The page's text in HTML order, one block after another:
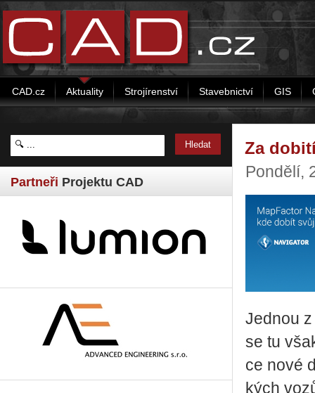
CAD.cz Aktuality Strojírenství Stavebnictví GIS
Partneři Projektu CAD
Za
Pondělí,
Jed­nou
se tu
ce nové
kých